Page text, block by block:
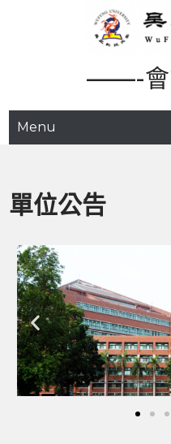
——-
Menu
單位公告